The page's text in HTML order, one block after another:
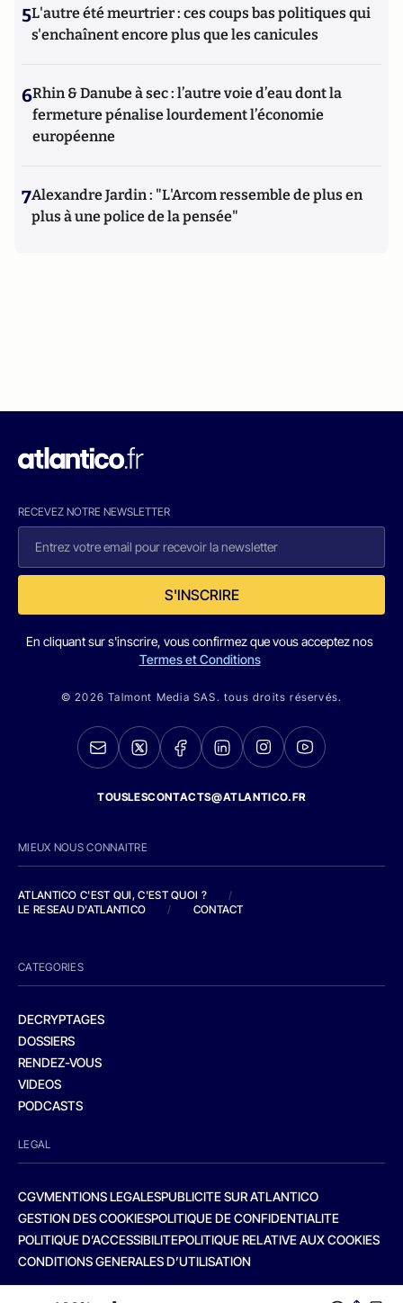
5L'autre été meurtrier : ces coups bas politiques qui
s'enchaînent encore plus que les canicules
6Rhin & Danube à sec : l’autre voie d’eau dont la
fermeture pénalise lourdement l’économie
européenne
7Alexandre Jardin : "L'Arcom ressemble de plus en
plus à une police de la pensée"
RECEVEZ NOTRE NEWSLETTER
S'INSCRIRE
En cliquant sur s'inscrire, vous confirmez que vous acceptez nos
Termes et Conditions
© 2026 Talmont Media SAS. tous droits réservés.
TOUSLESCONTACTS@ATLANTICO.FR
MIEUX NOUS CONNAITRE
ATLANTICO C'EST QUI, C'EST QUOI ?
/
LE RESEAU D'ATLANTICO
/ CONTACT
CATEGORIES
DECRYPTAGES
DOSSIERS
RENDEZ-VOUS
VIDEOS
PODCASTS
LEGAL
CGVMENTIONS LEGALESPUBLICITE SUR ATLANTICO
GESTION DES COOKIESPOLITIQUE DE CONFIDENTIALITE
POLITIQUE D’ACCESSIBILITEPOLITIQUE RELATIVE AUX COOKIES
CONDITIONS GENERALES D’UTILISATION